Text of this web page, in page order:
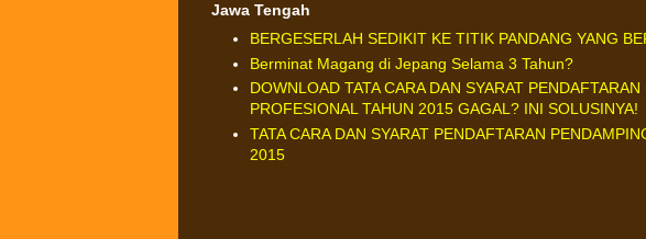
Jawa Tengah
BERGESERLAH SEDIKIT KE TITIK PANDANG YANG
Berminat Magang di Jepang Selama 3 Tahun?
DOWNLOAD TATA CARA DAN SYARAT
PROFESIONAL TAHUN 2015 GAGAL? INI SOLUSINYA!
TATA CARA DAN SYARAT PENDAFTARAN
2015